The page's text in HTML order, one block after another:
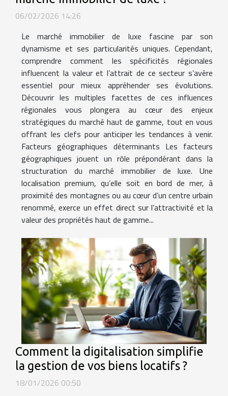
06/02/2026 14:26
Le marché immobilier de luxe fascine par son
dynamisme et ses particularités uniques. Cependant,
comprendre comment les spécificités régionales
influencent la valeur et l’attrait de ce secteur s’avère
essentiel pour mieux appréhender ses évolutions.
Découvrir les multiples facettes de ces influences
régionales vous plongera au cœur des enjeux
stratégiques du marché haut de gamme, tout en vous
offrant les clefs pour anticiper les tendances à venir.
Facteurs géographiques déterminants Les facteurs
géographiques jouent un rôle prépondérant dans la
structuration du marché immobilier de luxe. Une
localisation premium, qu’elle soit en bord de mer, à
proximité des montagnes ou au cœur d’un centre urbain
renommé, exerce un effet direct sur l’attractivité et la
valeur des propriétés haut de gamme...
Comment la digitalisation simplifie
la gestion de vos biens locatifs ?
18/01/2026 00:50